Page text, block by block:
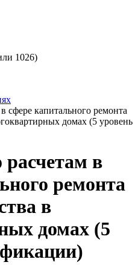
1026)
сфере капитального ремонта
домах (5 уровень
в
ремонта
в
домах (5